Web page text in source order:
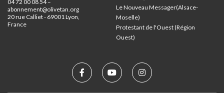
04 72 00 08 54 –
abonnement@olivetan.org
20 rue Calliet - 69001 Lyon,
France
Le Nouveau Messager(Alsace-
Moselle)
Protestant de l'Ouest (Région
Ouest)